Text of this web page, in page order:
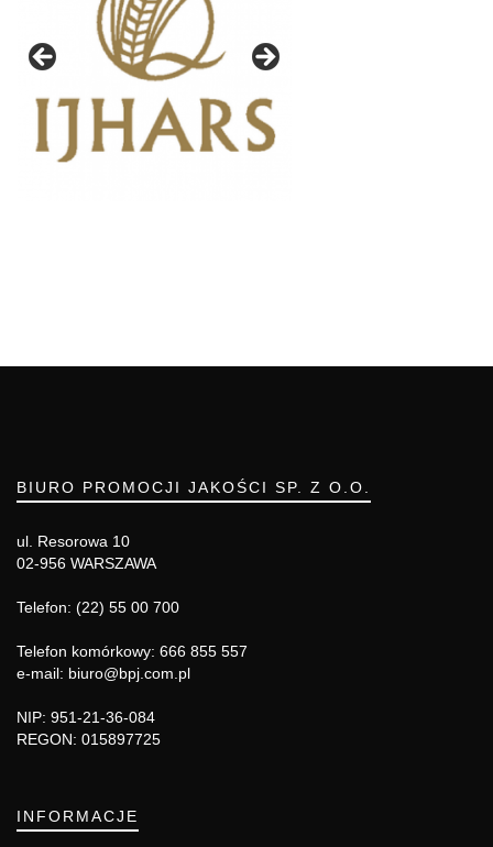
BIURO PROMOCJI JAKOŚCI SP. Z O.O.
ul. Resorowa 10
02-956 WARSZAWA
Telefon: (22) 55 00 700
Telefon komórkowy: 666 855 557
e-mail: biuro@bpj.com.pl
NIP: 951-21-36-084
REGON: 015897725
INFORMACJE